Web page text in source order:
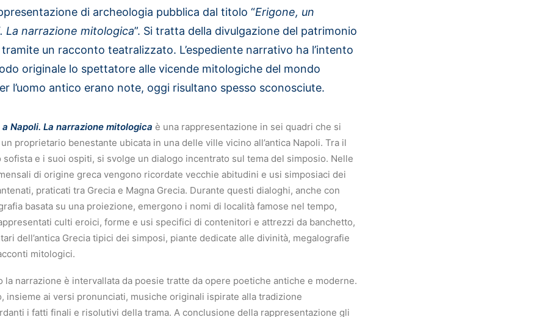
di archeologia pubblica dal titolo “Erigone, un
La narrazione mitologica”. Si tratta della divulgazione del patrimonio
un racconto teatralizzato. L’espediente narrativo ha l’intento
originale lo spettatore alle vicende mitologiche del mondo
l’uomo antico erano note, oggi risultano spesso sconosciute.
Napoli. La narrazione mitologica è una rappresentazione in sei quadri che si
proprietario benestante ubicata in una delle ville vicino all’antica Napoli. Tra il
e i suoi ospiti, si svolge un dialogo incentrato sul tema del simposio. Nelle
di origine greca vengono ricordate vecchie abitudini e usi simposiaci dei
praticati tra Grecia e Magna Grecia. Durante questi dialoghi, anche con
basata su una proiezione, emergono i nomi di località famose nel tempo,
culti eroici, forme e usi specifici di contenitori e attrezzi da banchetto,
dell’antica Grecia tipici dei simposi, piante dedicate alle divinità, megalografie
mitologici.
la narrazione è intervallata da poesie tratte da opere poetiche antiche e moderne.
insieme ai versi pronunciati, musiche originali ispirate alla tradizione
i fatti finali e risolutivi della trama. A conclusione della rappresentazione gli